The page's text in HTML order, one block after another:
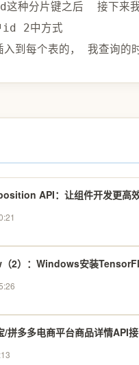
种分片键之后  接下来我
id 2中方式
API：让组件开发更高
2）：Windows安装
/拼多多电商平台商品详情API